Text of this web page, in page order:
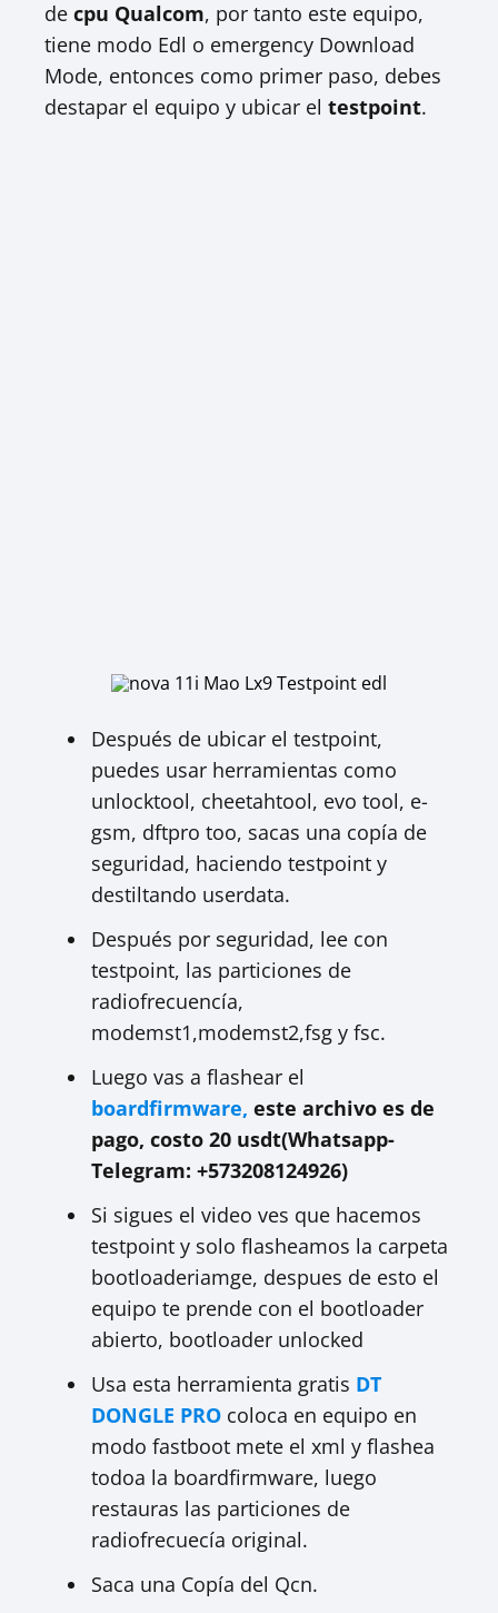
de cpu Qualcom, por tanto este equipo,
tiene modo Edl o emergency Download
Mode, entonces como primer paso, debes
destapar el equipo y ubicar el testpoint.
Después de ubicar el testpoint,
puedes usar herramientas como
unlocktool, cheetahtool, evo tool, e-
gsm, dftpro too, sacas una copía de
seguridad, haciendo testpoint y
destiltando userdata.
Después por seguridad, lee con
testpoint, las particiones de
radiofrecuencía,
modemst1,modemst2,fsg y fsc.
Luego vas a flashear el
boardfirmware, este archivo es de
pago, costo 20 usdt(Whatsapp-
Telegram: +573208124926)
Si sigues el video ves que hacemos
testpoint y solo flasheamos la carpeta
bootloaderiamge, despues de esto el
equipo te prende con el bootloader
abierto, bootloader unlocked
Usa esta herramienta gratis DT
DONGLE PRO coloca en equipo en
modo fastboot mete el xml y flashea
todoa la boardfirmware, luego
restauras las particiones de
radiofrecuecía original.
Saca una Copía del Qcn.